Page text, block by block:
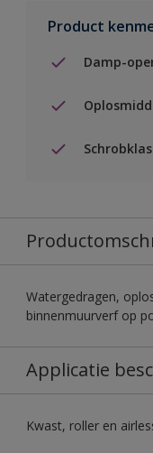
Product
Damp-
Watergedragen,
binnenmuurverf op
Applicatie
Kwast, roller en